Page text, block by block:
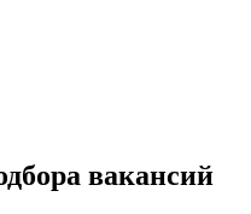
вакансий